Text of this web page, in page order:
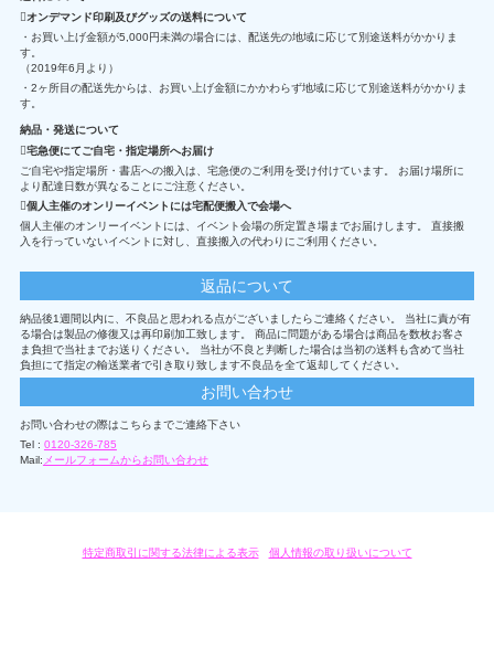
オンデマンド印刷及びグッズの送料について
・お買い上げ金額が5,000円未満の場合には、配送先の地域に応じて別途送料がかかりま
す。
（2019年6月より）
・2ヶ所目の配送先からは、お買い上げ金額にかかわらず地域に応じて別途送料がかかりま
す。
納品・発送について
宅急便にてご自宅・指定場所へお届け
ご自宅や指定場所・書店への搬入は、宅急便のご利用を受け付けています。 お届け場所に
より配達日数が異なることにご注意ください。
個人主催のオンリーイベントには宅配便搬入で会場へ
個人主催のオンリーイベントには、イベント会場の所定置き場までお届けします。 直接搬
入を行っていないイベントに対し、直接搬入の代わりにご利用ください。
返品について
納品後1週間以内に、不良品と思われる点がございましたらご連絡ください。 当社に責が有
る場合は製品の修復又は再印刷加工致します。 商品に問題がある場合は商品を数枚お客さ
ま負担で当社までお送りください。 当社が不良と判断した場合は当初の送料も含めて当社
負担にて指定の輸送業者で引き取り致します不良品を全て返却してください。
お問い合わせ
お問い合わせの際はこちらまでご連絡下さい
Tel : 0120-326-785
Mail: メールフォームからお問い合わせ
特定商取引に関する法律による表示/ 個人情報の取り扱いについて